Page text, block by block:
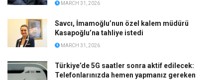
MARCH 31, 2026
Savcı, İmamoğlu’nun özel kalem müdürü
Kasapoğlu’na tahliye istedi
MARCH 31, 2026
Türkiye’de 5G saatler sonra aktif edilecek:
Telefonlarınızda hemen yapmanız gereken